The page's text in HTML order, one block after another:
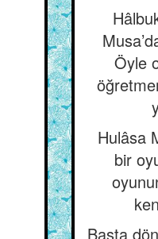
Öyle
Hulâsa
bir
Başta